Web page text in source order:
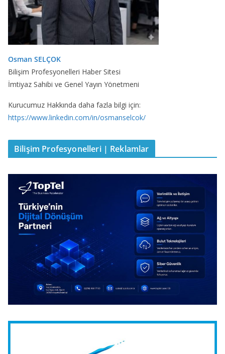
Osman SELÇOK
Bilişim Profesyonelleri Haber Sitesi
İmtiyaz Sahibi ve Genel Yayın Yönetmeni
Kurucumuz Hakkında daha fazla bilgi için:
https://www.linkedin.com/in/osmanselcok/
Bilişim Profesyonelleri | Reklamlar